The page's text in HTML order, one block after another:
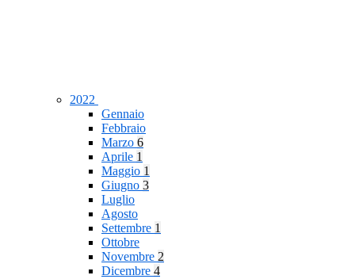
2022
Gennaio
Febbraio
Marzo 6
Aprile 1
Maggio 1
Giugno 3
Luglio
Agosto
Settembre 1
Ottobre
Novembre 2
Dicembre 4